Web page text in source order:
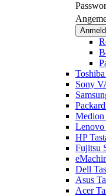
Sony
Medion
Lenovo
HP
Fujitsu
Dell
Asus
Acer